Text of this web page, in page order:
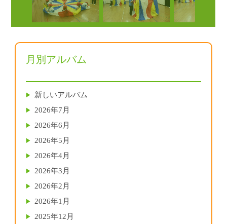
月別アルバム
新しいアルバム
2026年7月
2026年6月
2026年5月
2026年4月
2026年3月
2026年2月
2026年1月
2025年12月